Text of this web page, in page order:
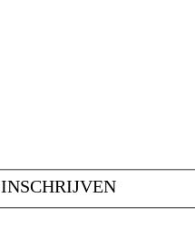
INSCHRIJVEN